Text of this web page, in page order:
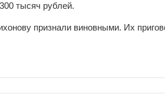
тысяч рублей.
признали виновными. Их